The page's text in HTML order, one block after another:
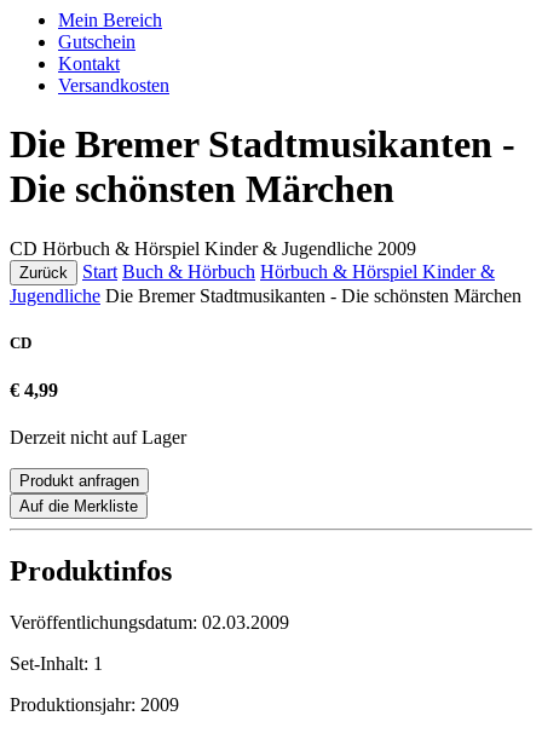
Mein Bereich
Gutschein
Kontakt
Versandkosten
Die Bremer Stadtmusikanten -
Die schönsten Märchen
CD Hörbuch & Hörspiel Kinder & Jugendliche 2009
Zurück Start Buch & Hörbuch Hörbuch & Hörspiel Kinder &
Jugendliche Die Bremer Stadtmusikanten - Die schönsten Märchen
CD
€ 4,99
Derzeit nicht auf Lager
Produkt anfragen
Auf die Merkliste
Produktinfos
Veröffentlichungsdatum: 02.03.2009
Set-Inhalt: 1
Produktionsjahr: 2009